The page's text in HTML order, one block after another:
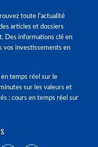
toute l'actualité
articles et dossiers
Des informations clé en
vos investissements en
en temps réel sur le
sur les valeurs et
: cours en temps réel sur